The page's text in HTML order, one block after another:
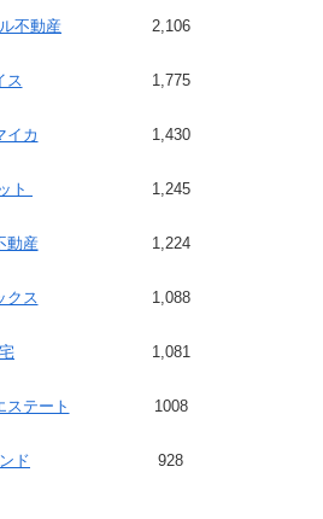
不動産 2,106
ス 1,775
イカ 1,430
ト 1,245
動産 1,224
クス 1,088
1,081
ステート 1008
ド 928